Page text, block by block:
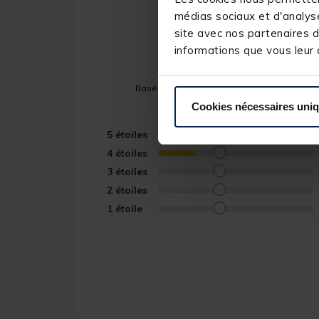
médias sociaux et
site avec nos partenaires
informations que vous
Cookies nécessaires
4.8
/5
Basé sur 13 avis soumis à un contrôle
Voir tous les avis sur ce site
5 étoiles
4 étoiles
3 étoiles
2 étoiles
1 étoile